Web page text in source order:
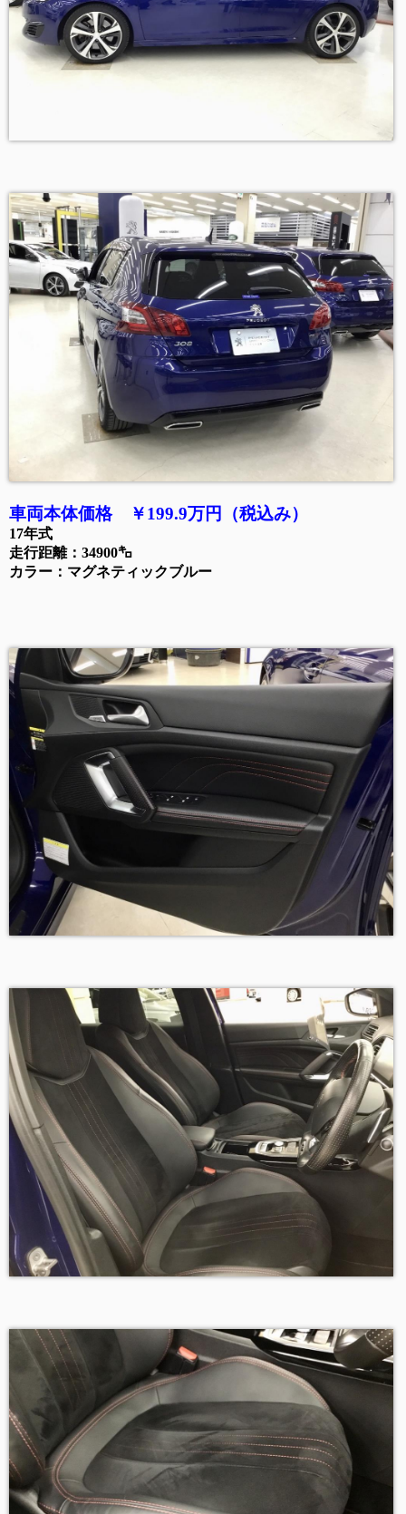
車両本体価格 ￥199.9万円（税込み）
17年式
走行距離：34900㌔
カラー：マグネティックブルー